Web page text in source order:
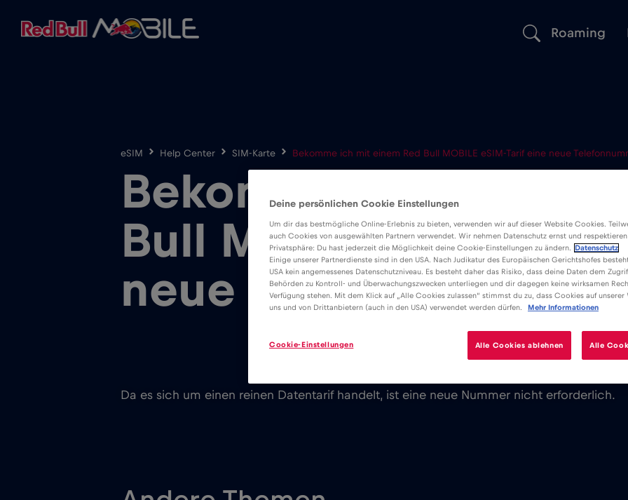
Roaming
eSIM Help Center SIM-Karte Bekomme ich mit einem Red Bull MOBILE eSIM-Tarif eine neue
Bekomme ich mit
Bull MOBILE eSIM-
neue
Da es sich um einen reinen Datentarif handelt, ist eine neue Nummer nicht erforderlich.
Deine persönlichen Cookie Einstellungen
Um dir das bestmögliche Online-Erlebnis zu bieten, verwenden wir auf dieser Website Cookies.
auch Cookies von ausgewählten Partnern verwendet. Wir nehmen Datenschutz ernst und
Privatsphäre: Du hast jederzeit die Möglichkeit deine Cookie-Einstellungen zu ändern.
Datenschutz
Einige unserer Partnerdienste sind in den USA. Nach Judikatur des Europäischen Gerichtshofes
USA kein angemessenes Datenschutzniveau. Es besteht daher das Risiko, dass deine Daten dem
Behörden zu Kontroll- und Überwachungszwecken unterliegen und dir dagegen keine wirksamen
Verfügung stehen. Mit dem Klick auf „Alle Cookies zulassen“ stimmst du zu, dass Cookies auf unserer
uns und von Drittanbietern (auch in den USA) verwendet werden dürfen.
Mehr Informationen
Alle Cookies ablehnen Alle
Cookie-Einstellungen